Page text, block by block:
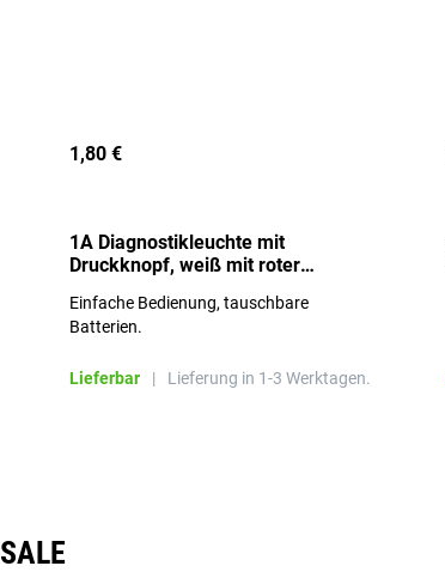
1,80 €
1A Diagnostikleuchte mit
Druckknopf, weiß mit roter
Einfache Bedienung, tauschbare
Batterien.
Lieferbar | Lieferung in 1-3 Werktagen.
SALE